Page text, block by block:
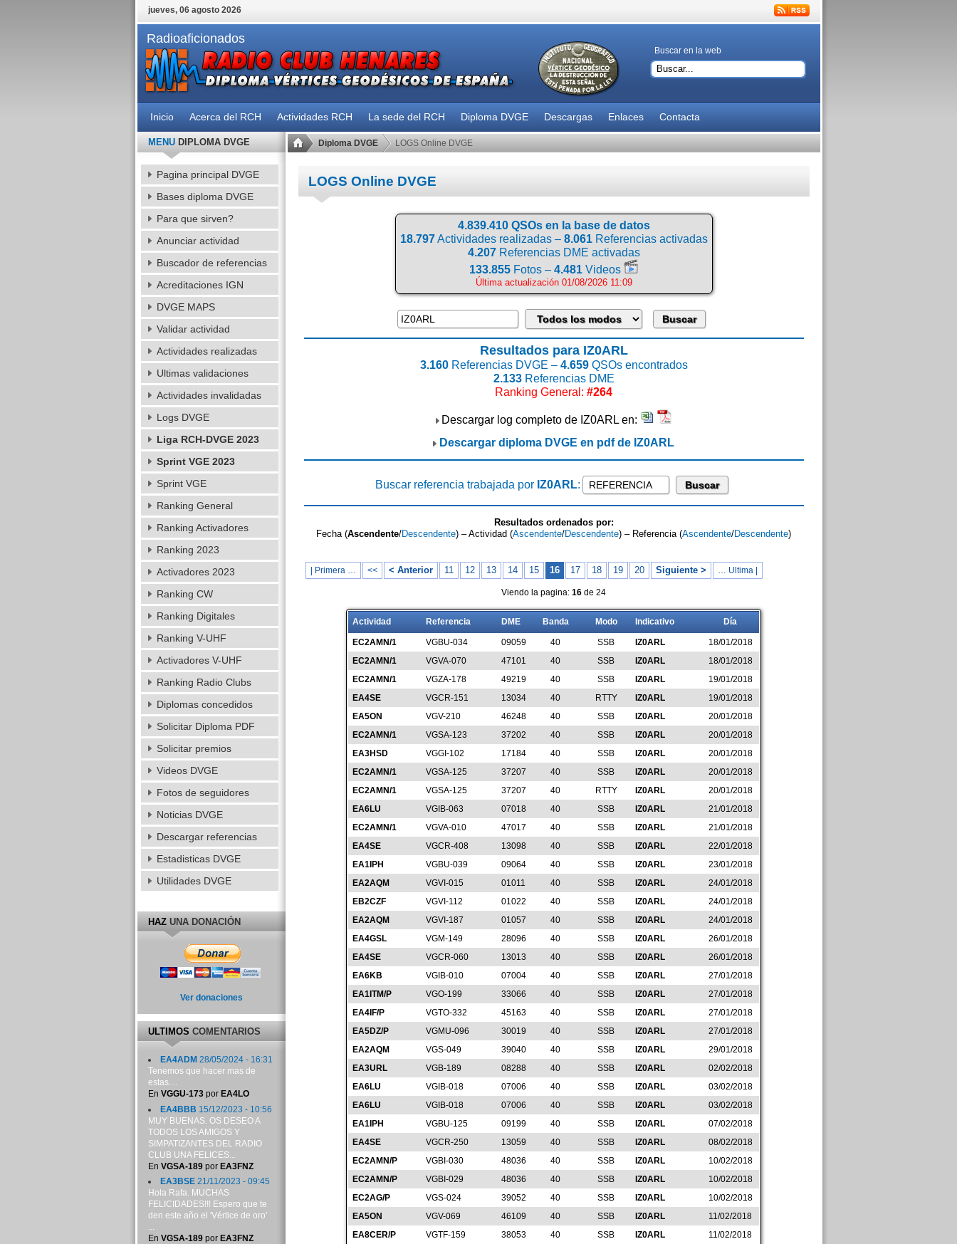
jueves, 06 agosto 2026
Radioaficionados
Buscar en la web
Inicio Acerca del RCH Actividades RCH La sede del RCH Diploma DVGE Descargas Enlaces Contacta
Diploma DVGE LOGS Online DVGE
LOGS Online DVGE
4.839.410 QSOs en la base de datos
18.797Actividades realizadas – 8.061Referencias activadas
4.207Referencias DME activadas
133.855 Fotos – 4.481 Videos
Última actualización 01/08/2026 11:09
Resultados para IZ0ARL
3.160Referencias DVGE – 4.659QSOs encontrados
2.133Referencias DME
Ranking General: #264
Descargar log completo de IZ0ARL en:
Descargar diploma DVGE en pdf de IZ0ARL
Buscar referencia trabajada por IZ0ARL:
Resultados ordenados por:
Fecha (Ascendente/Descendente) – Actividad (Ascendente/Descendente) – Referencia (Ascendente/Descendente)
| Primera … << < Anterior 11 12 13 14 15 16 17 18 19 20 Siguiente > … Ultima |
Viendo la pagina: 16 de 24
Actividad Referencia DME Banda Modo Indicativo Día
EC2AMN/1 VGBU-034 09059 40 SSB IZ0ARL
18/01/2018
EC2AMN/1
VGVA-070 47101 40 SSB IZ0ARL
18/01/2018
EC2AMN/1
VGZA-178 49219 40 SSB IZ0ARL
19/01/2018
EA4SE
VGCR-151 13034 40 RTTY IZ0ARL
19/01/2018
EA5ON
VGV-210 46248 40 SSB IZ0ARL
20/01/2018
EC2AMN/1
VGSA-123 37202 40 SSB IZ0ARL
20/01/2018
EA3HSD
VGGI-102 17184 40 SSB IZ0ARL
20/01/2018
EC2AMN/1
VGSA-125 37207 40 SSB IZ0ARL
20/01/2018
EC2AMN/1
VGSA-125 37207 40 RTTY IZ0ARL
20/01/2018
EA6LU
VGIB-063 07018 40 SSB IZ0ARL
21/01/2018
EC2AMN/1
VGVA-010 47017 40 SSB IZ0ARL
21/01/2018
EA4SE
VGCR-408 13098 40 SSB IZ0ARL
22/01/2018
EA1IPH
VGBU-039 09064 40 SSB IZ0ARL
23/01/2018
EA2AQM
VGVI-015 01011 40 SSB IZ0ARL
24/01/2018
EB2CZF
VGVI-112 01022 40 SSB IZ0ARL
24/01/2018
EA2AQM
VGVI-187 01057 40 SSB IZ0ARL
24/01/2018
EA4GSL
VGM-149 28096 40 SSB IZ0ARL
26/01/2018
EA4SE
VGCR-060 13013 40 SSB IZ0ARL
26/01/2018
EA6KB
VGIB-010 07004 40 SSB IZ0ARL
27/01/2018
EA1ITM/P
VGO-199 33066 40 SSB IZ0ARL
27/01/2018
EA4IF/P
VGTO-332 45163 40 SSB IZ0ARL
27/01/2018
EA5DZ/P
VGMU-096 30019 40 SSB IZ0ARL
27/01/2018
EA2AQM
VGS-049 39040 40 SSB IZ0ARL
29/01/2018
EA3URL
VGB-189 08288 40 SSB IZ0ARL
02/02/2018
EA6LU
VGIB-018 07006 40 SSB IZ0ARL
03/02/2018
EA6LU
VGIB-018 07006 40 SSB IZ0ARL
03/02/2018
EA1IPH
VGBU-125 09199 40 SSB IZ0ARL
07/02/2018
EA4SE
VGCR-250 13059 40 SSB IZ0ARL
08/02/2018
EC2AMN/P
VGBI-030 48036 40 SSB IZ0ARL
10/02/2018
EC2AMN/P
VGBI-029 48036 40 SSB IZ0ARL
10/02/2018
EC2AG/P
VGS-024 39052 40 SSB IZ0ARL
10/02/2018
EA5ON
VGV-069 46109 40 SSB IZ0ARL
11/02/2018
EA8CER/P
VGTF-159 38053 40 SSB IZ0ARL
11/02/2018
MENUDIPLOMA DVGE
Pagina principal DVGE
Bases diploma DVGE
Para que sirven?
Anunciar actividad
Buscador de referencias
Acreditaciones IGN
DVGE MAPS
Validar actividad
Actividades realizadas
Ultimas validaciones
Actividades invalidadas
Logs DVGE
Liga RCH-DVGE 2023
Sprint VGE 2023
Sprint VGE
Ranking General
Ranking Activadores
Ranking 2023
Activadores 2023
Ranking CW
Ranking Digitales
Ranking V-UHF
Activadores V-UHF
Ranking Radio Clubs
Diplomas concedidos
Solicitar Diploma PDF
Solicitar premios
Videos DVGE
Fotos de seguidores
Noticias DVGE
Descargar referencias
Estadisticas DVGE
Utilidades DVGE
HAZUNA DONACIÓN
Ver donaciones
ULTIMOSCOMENTARIOS
EA4ADM 28/05/2024 - 16:31
Tenemos que hacer mas de
estas....
En VGGU-173por EA4LO
EA4BBB 15/12/2023 - 10:56
MUY BUENAS. OS DESEO A
TODOS LOS AMIGOS Y
SIMPATIZANTES DEL RADIO
CLUB UNA FELICES...
En VGSA-189por EA3FNZ
EA3BSE21/11/2023 - 09:45
Hola Rafa. MUCHAS
FELICIDADES!!! Espero que te
den este año el 'Vértice de oro'
...
En VGSA-189por EA3FNZ